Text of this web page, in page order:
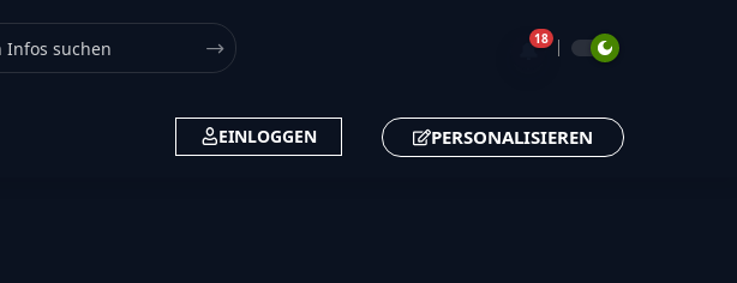
🔔18
EINLOGGEN PERSONALISIEREN